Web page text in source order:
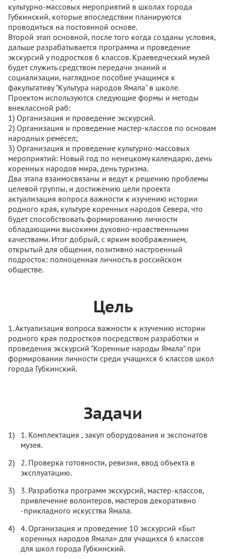
культурно-массовых мероприятий в школах города
Губкинский, которые впоследствии планируются
проводиться на постоянной основе.
Второй этап основной, после того когда созданы условия,
дальше разрабатывается программа и проведение
экскурсий у подростков 6 классов. Краеведческий музей
будет служить средством передачи знаний и
социализации, наглядное пособие учащимся к
факультативу "Культура народов Ямала" в школе.
Проектом используются следующие формы и методы
внеклассной раб:
1) Организация и проведение экскурсий.
2) Организация и проведение мастер-классов по основам
народных ремёсел;
3) Организация и проведение культурно-массовых
мероприятий: Новый год по ненецкому календарю, день
коренных народов мира, день туризма.
Два этапа взаимосвязаны и ведут к решению проблемы
целевой группы, и достижению цели проекта
актуализация вопроса важности к изучению истории
родного края, культуре коренных народов Севера, что
будет способствовать формированию личности
обладающими высокими духовно-нравственными
качествами. Итог добрый, с ярким воображением,
открытый для общения, позитивно настроенный
подросток: полноценная личность в российском
обществе.
Цель
1. Актуализация вопроса важности к изучению истории
родного края подростков посредством разработки и
проведения экскурсий "Коренные народы Ямала" при
формировании личности среди учащихся 6 классов школ
города Губкинский.
Задачи
1. Комплектация , закуп оборудования и экспонатов
музея.
2. Проверка готовности, ревизия, ввод объекта в
эксплуатацию.
3. Разработка программ экскурсий, мастер-классов,
привлечение волонтеров, мастеров декоративно
-прикладного искусства Ямала.
4. Организация и проведение 10 экскурсий «Быт
коренных народов Ямала» для учащихся 6 классов
для школ города Губкинский.